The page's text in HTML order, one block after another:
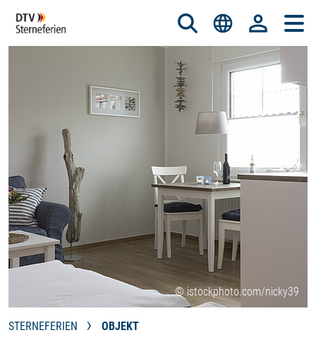
© istockphoto.com/nicky39
STERNEFERIEN OBJEKT